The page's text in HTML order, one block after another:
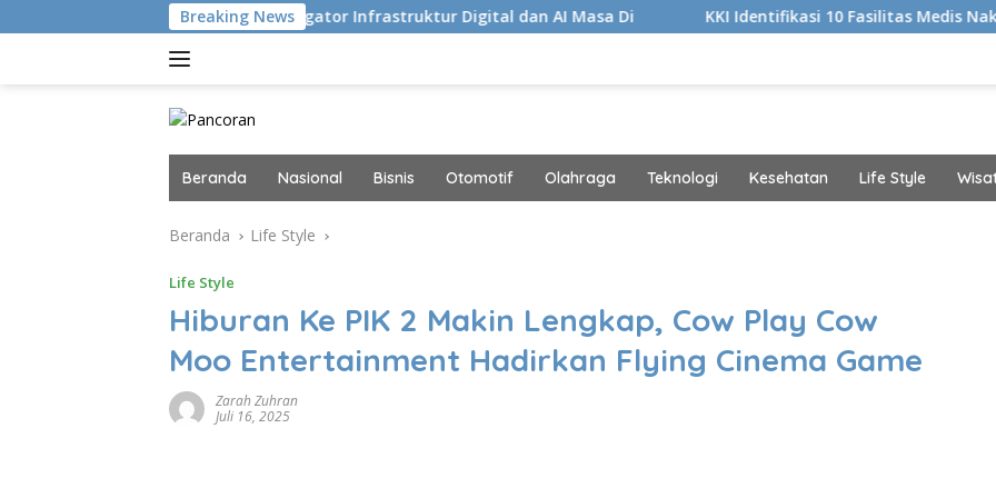
ke
Breaking News
Navigator Infrastruktur Digital dan AI Masa Di KKI Identifikasi 10 Fasilitas Medis Nakes yang
Beranda Nasional Bisnis Otomotif Olahraga Teknologi Kesehatan Life Style
Beranda Life Style
Life Style
Hiburan Ke PIK 2 Makin Lengkap, Cow Play Cow
Moo Entertainment Hadirkan Flying Cinema Game
Zarah Zuhran
Juli 16, 2025